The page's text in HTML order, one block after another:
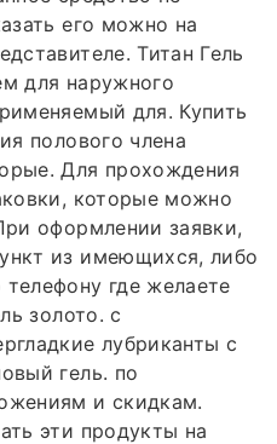
его можно на
Титан Гель
для наружного
для. Купить
полового члена
Для прохождения
которые можно
оформлении заявки,
из имеющихся, либо
где желаете
золото. с
лубриканты с
гель. по
и скидкам.
эти продукты на